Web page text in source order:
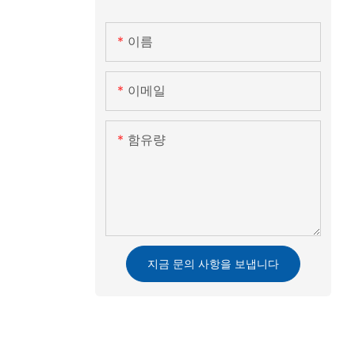
이름
이메일
함유량
지금 문의 사항을 보냅니다